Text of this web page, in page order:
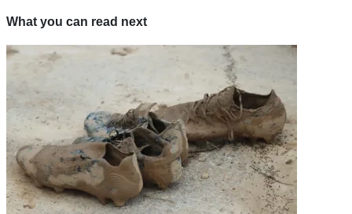
What you can read next